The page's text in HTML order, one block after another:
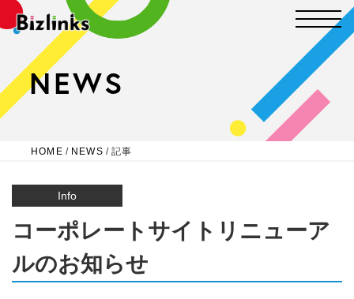
NEWS
HOME / NEWS / 記事
Info
コーポレートサイトリニューア
ルのお知らせ